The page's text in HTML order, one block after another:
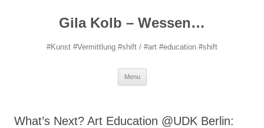
Gila Kolb – Wessen…
#Kunst #Vermittlung #shift / #art #education #shift
Menu
What’s Next? Art Education @UDK Berlin: